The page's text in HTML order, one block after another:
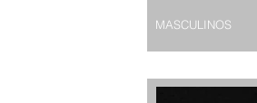
MASCULINOS